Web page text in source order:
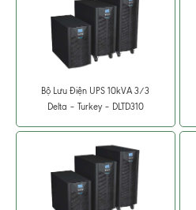
Bộ Lưu Điện UPS 10kVA 3/3
Delta – Turkey – DLTD310